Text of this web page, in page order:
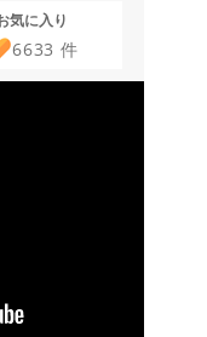
気に入り
6633 件